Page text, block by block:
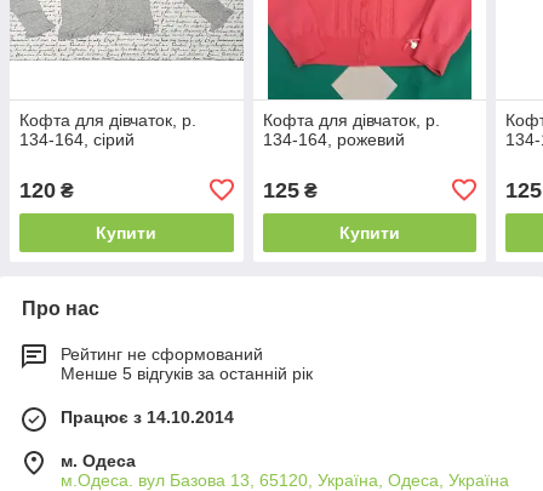
Кофта для дівчаток, р.
134-164, сірий
120 ₴
Купити
Кофта для дівчаток, р.
134-164, рожевий
125₴
Купити
134-
125
Про нас
Рейтинг не сформований
Менше 5 відгуків за останній рік
Працює з 14.10.2014
м. Одеса
м.Одеса. вул Базова 13, 65120, Україна, Одеса, Україна